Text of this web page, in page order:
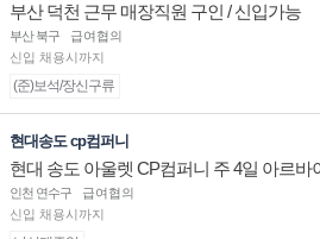
부산 덕천 근무 매장직원 구인 / 신입가능
부산 북구
급여협의
신입 채용시까지
(준)보석/장신구류
현대송도 cp컴퍼니
현대 송도 아울렛 CP컴퍼니 주 4일 아르바
인천 연수구
급여협의
신입 채용시까지